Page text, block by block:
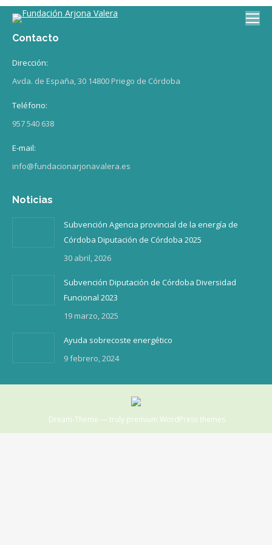
Contacto
Dirección:
Avda. de España, 30 14800 Priego de Córdoba
Teléfono:
957 540 638
E-mail:
info@fundacionarjonavalera.es
Noticias
Subvención Agencia provincial de la energía de
Córdoba Diputación de Córdoba 2025
30 abril, 2026
Subvención Diputación de Córdoba Diversidad
Funcional 2023
19 marzo, 2025
Ayuda sobrecoste energético
9 febrero, 2024
Dream-Theme — truly premium WordPress themes